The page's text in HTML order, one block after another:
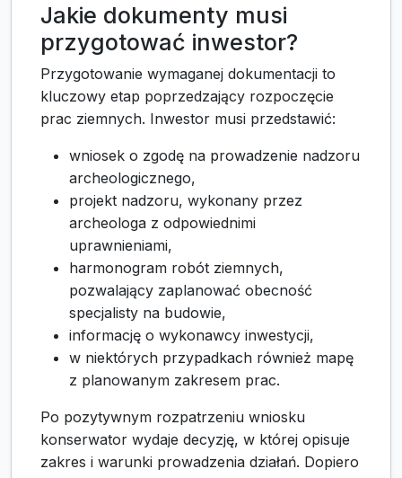
Jakie dokumenty musi
przygotować inwestor?
Przygotowanie wymaganej dokumentacji to
kluczowy etap poprzedzający rozpoczęcie
prac ziemnych. Inwestor musi przedstawić:
wniosek o zgodę na prowadzenie nadzoru
archeologicznego,
projekt nadzoru, wykonany przez
archeologa z odpowiednimi
uprawnieniami,
harmonogram robót ziemnych,
pozwalający zaplanować obecność
specjalisty na budowie,
informację o wykonawcy inwestycji,
w niektórych przypadkach również mapę
z planowanym zakresem prac.
Po pozytywnym rozpatrzeniu wniosku
konserwator wydaje decyzję, w której opisuje
zakres i warunki prowadzenia działań. Dopiero